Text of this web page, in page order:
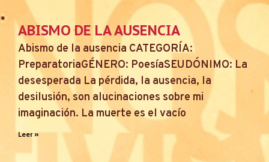
ABISMO DE LA AUSENCIA
Abismo de la ausencia CATEGORÍA:
PreparatoriaGÉNERO: PoesíaSEUDÓNIMO: La
desesperada La pérdida, la ausencia, la
desilusión, son alucinaciones sobre mi
imaginación. La muerte es el vacío
Leer »